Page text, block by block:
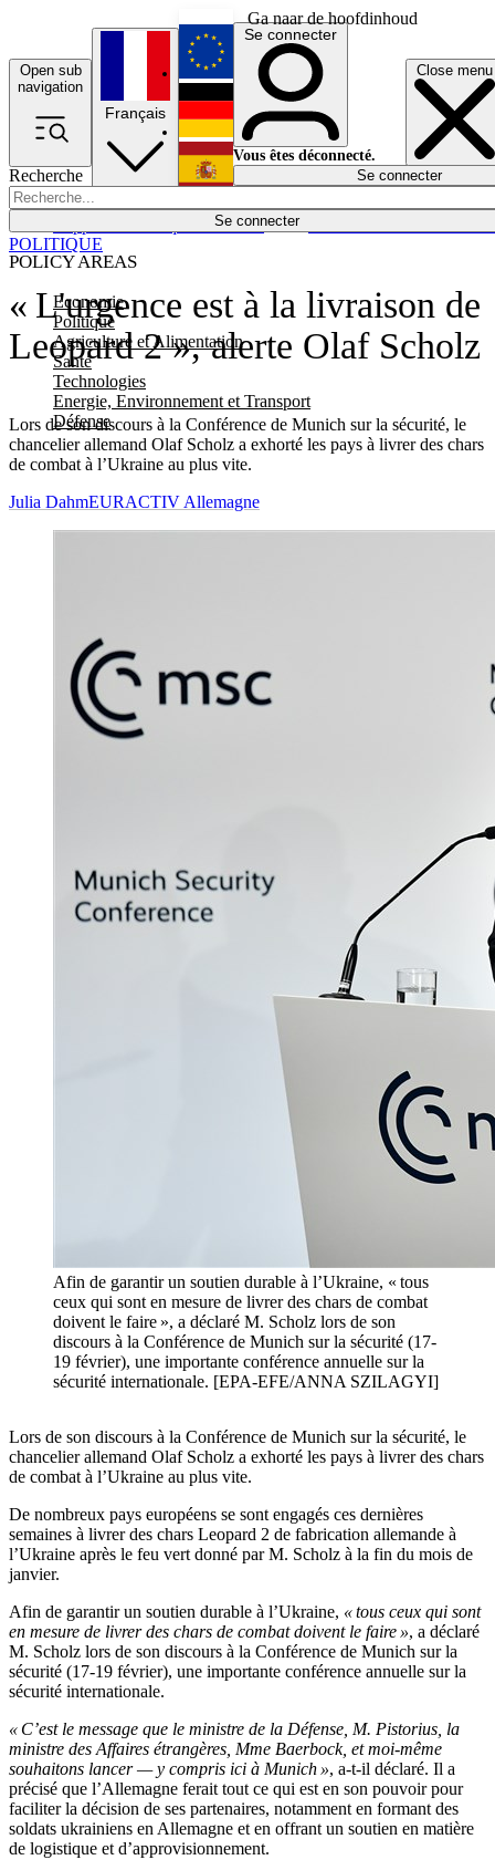
Ga naar de hoofdinhoud
Open sub
navigation
Close menu
Recherche
Se connecter
POLICY AREAS
Economie
Politique
Agriculture et Alimentation
Santé
Technologies
Energie, Environnement et Transport
Défense
Économie
Français
English
Deutsch
Español
Se connecter
Vous êtes déconnecté.
Se connecter
« L'urgence est à la livraison de
Leopard 2 », alerte Olaf Scholz
Lors de son discours à la Conférence de Munich sur la sécurité, le
chancelier allemand Olaf Scholz a exhorté les pays à livrer des chars
de combat à l’Ukraine au plus vite.
POLITIQUE
Julia DahmEURACTIV Allemagne
Afin de garantir un soutien durable à l’Ukraine, « tous
ceux qui sont en mesure de livrer des chars de combat
doivent le faire », a déclaré M. Scholz lors de son
discours à la Conférence de Munich sur la sécurité (17-
19 février), une importante conférence annuelle sur la
sécurité internationale. [EPA-EFE/ANNA SZILAGYI]
Lors de son discours à la Conférence de Munich sur la sécurité, le
chancelier allemand Olaf Scholz a exhorté les pays à livrer des chars
de combat à l’Ukraine au plus vite.
De nombreux pays européens se sont engagés ces dernières
semaines à livrer des chars Leopard 2 de fabrication allemande à
l’Ukraine après le feu vert donné par M. Scholz à la fin du mois de
janvier.
Afin de garantir un soutien durable à l’Ukraine, « tous ceux qui sont
en mesure de livrer des chars de combat doivent le faire », a déclaré
M. Scholz lors de son discours à la Conférence de Munich sur la
sécurité (17-19 février), une importante conférence annuelle sur la
sécurité internationale.
« C’est le message que le ministre de la Défense, M. Pistorius, la
ministre des Affaires étrangères, Mme Baerbock, et moi-même
souhaitons lancer — y compris ici à Munich », a-t-il déclaré. Il a
précisé que l’Allemagne ferait tout ce qui est en son pouvoir pour
faciliter la décision de ses partenaires, notamment en formant des
soldats ukrainiens en Allemagne et en offrant un soutien en matière
de logistique et d’approvisionnement.